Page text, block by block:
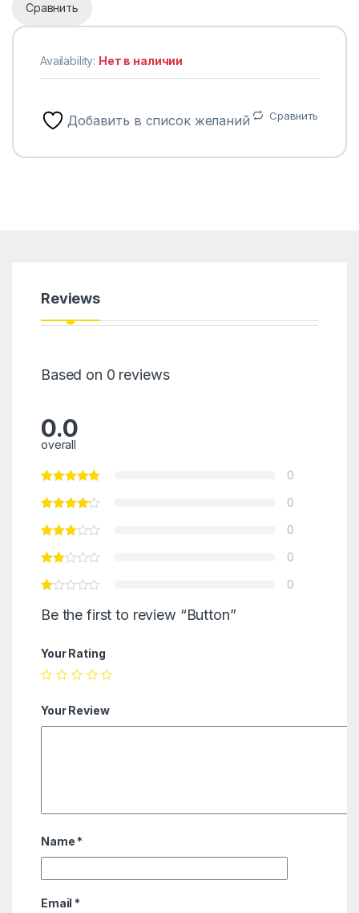
Сравнить
Availability: Нет в наличии
Добавить в список желаний Сравнить
Reviews
Based on 0 reviews
0.0
overall
0
0
0
0
0
Be the first to review “Button”
Your Rating
Your Review
Name *
Email *